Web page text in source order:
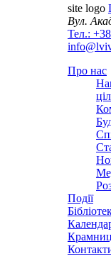
site logo
Вул.
Тел.:
Про нас
Події